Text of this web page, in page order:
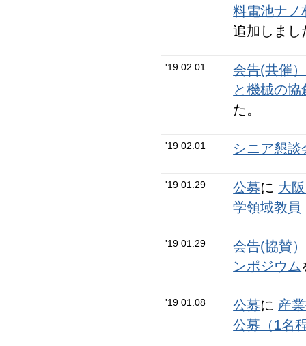
料電池ナノ
追加しまし
'19 02.01
会告(共催）
と機械の
た。
'19 02.01 シニア懇談
'19 01.29 公募に 大
学領域教員
'19 01.29
会告(協賛）
ンポジウム
'19 01.08 公募に 産
公募（1名